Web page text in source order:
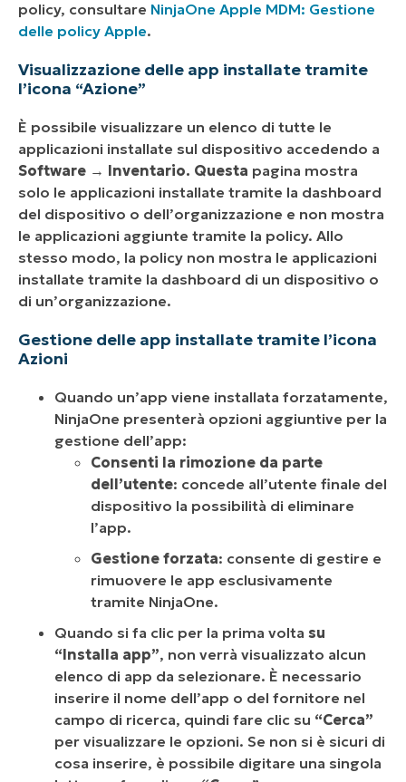
policy, consultare NinjaOne Apple MDM: Gestione
delle policy Apple.
Visualizzazione delle app installate tramite
l’icona “Azione”
È possibile visualizzare un elenco di tutte le
applicazioni installate sul dispositivo accedendo a
Software → Inventario. Questa pagina mostra
solo le applicazioni installate tramite la dashboard
del dispositivo o dell’organizzazione e non mostra
le applicazioni aggiunte tramite la policy. Allo
stesso modo, la policy non mostra le applicazioni
installate tramite la dashboard di un dispositivo o
di un’organizzazione.
Gestione delle app installate tramite l’icona
Azioni
Quando un’app viene installata forzatamente,
NinjaOne presenterà opzioni aggiuntive per la
gestione dell’app:
Consenti la rimozione da parte
dell’utente: concede all’utente finale del
dispositivo la possibilità di eliminare
l’app.
Gestione forzata: consente di gestire e
rimuovere le app esclusivamente
tramite NinjaOne.
Quando si fa clic per la prima volta su
“Installa app”, non verrà visualizzato alcun
elenco di app da selezionare. È necessario
inserire il nome dell’app o del fornitore nel
campo di ricerca, quindi fare clic su “Cerca”
per visualizzare le opzioni. Se non si è sicuri di
cosa inserire, è possibile digitare una singola